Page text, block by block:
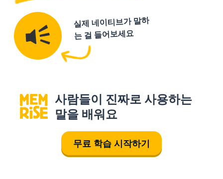
실제 네이티브가 말하
는 걸 들어보세요
사람들이 진짜로 사용하는
말을 배워요
무료 학습 시작하기